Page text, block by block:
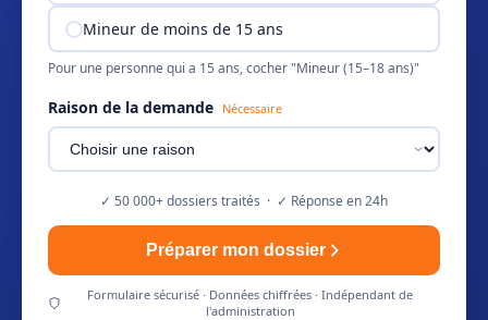
Mineur de moins de 15 ans
Pour une personne qui a 15 ans, cocher "Mineur (15–18 ans)"
Raison de la demande Nécessaire
✓ 50 000+ dossiers traités · ✓ Réponse en 24h
Préparer mon dossier
Formulaire sécurisé · Données chiffrées · Indépendant de
l'administration